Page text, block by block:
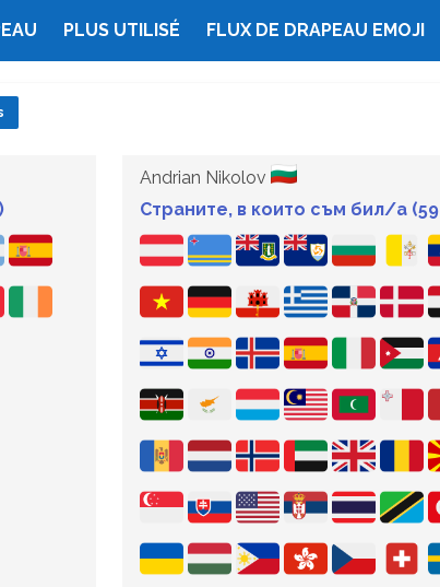
PLUS UTILISÉ FLUX DE DRAPEAU EMOJI
)
Andrian Nikolov
Страните, в които съм бил/а (59